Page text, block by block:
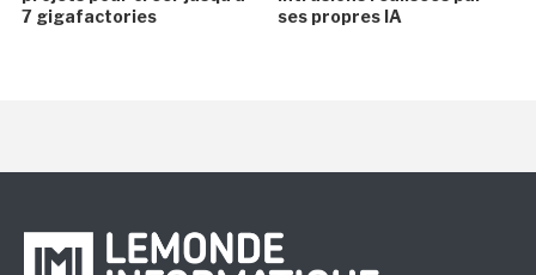
7 gigafactories
ses propres IA